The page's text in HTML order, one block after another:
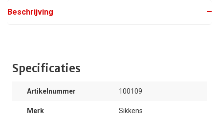
Beschrijving
Specificaties
Artikelnummer 100109
Merk Sikkens